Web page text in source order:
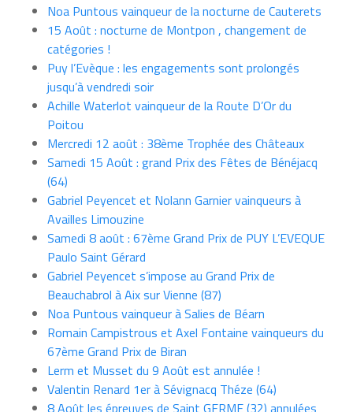
Noa Puntous vainqueur de la nocturne de Cauterets
15 Août : nocturne de Montpon , changement de
catégories !
Puy l’Evèque : les engagements sont prolongés
jusqu’à vendredi soir
Achille Waterlot vainqueur de la Route D’Or du
Poitou
Mercredi 12 août : 38ème Trophée des Châteaux
Samedi 15 Août : grand Prix des Fêtes de Bénéjacq
(64)
Gabriel Peyencet et Nolann Garnier vainqueurs à
Availles Limouzine
Samedi 8 août : 67ème Grand Prix de PUY L’EVEQUE
Paulo Saint Gérard
Gabriel Peyencet s’impose au Grand Prix de
Beauchabrol à Aix sur Vienne (87)
Noa Puntous vainqueur à Salies de Béarn
Romain Campistrous et Axel Fontaine vainqueurs du
67ème Grand Prix de Biran
Lerm et Musset du 9 Août est annulée !
Valentin Renard 1er à Sévignacq Théze (64)
8 Août les épreuves de Saint GERME (32) annulées